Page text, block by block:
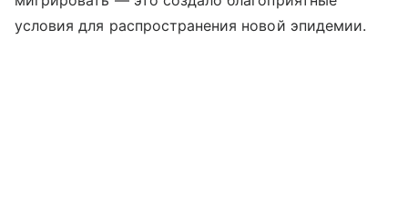
условия для распространения новой эпидемии.